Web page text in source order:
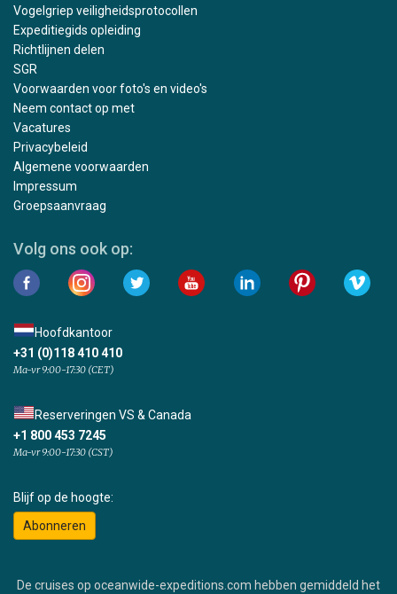
Vogelgriep veiligheidsprotocollen
Expeditiegids opleiding
Richtlijnen delen
SGR
Voorwaarden voor foto's en video's
Neem contact op met
Vacatures
Privacybeleid
Algemene voorwaarden
Impressum
Groepsaanvraag
Volg ons ook op:
Hoofdkantoor
+31 (0)118 410 410
Ma-vr 9:00-17:30 (CET)
Reserveringen VS & Canada
+1 800 453 7245
Ma-vr 9:00-17:30 (CST)
Blijf op de hoogte:
Abonneren
De cruises op oceanwide-expeditions.com hebben gemiddeld het